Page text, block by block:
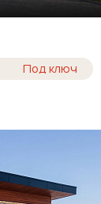
Под ключ